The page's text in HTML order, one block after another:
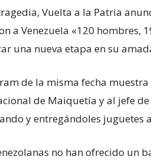
Vuelta a la Patria
a Venezuela «120 hombres,
una nueva etapa en su
de la misma fecha
de Maiquetía y al jefe
y entregándoles juguetes
no han ofrecido un